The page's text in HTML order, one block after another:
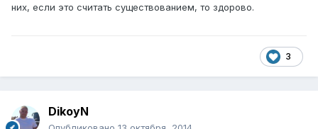
них, если это считать существованием, то здорово.
3
DikoyN